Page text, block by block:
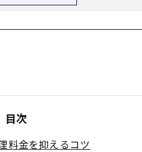
目次
料金を抑えるコツ